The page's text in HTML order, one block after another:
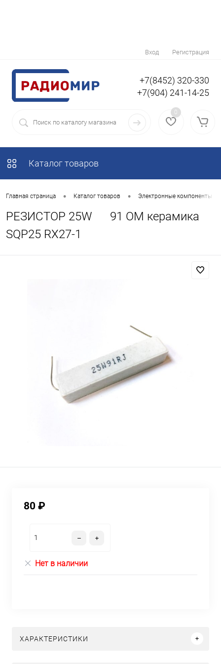
Вход Регистрация
+7(8452) 320-330
+7(904) 241-14-25
0
Каталог товаров
Главная страница • Каталог товаров • Электронные компоненты
РЕЗИСТОР 25W 91 OM керамика
SQP25 RX27-1
80 ₽
Нет в наличии
ХАРАКТЕРИСТИКИ